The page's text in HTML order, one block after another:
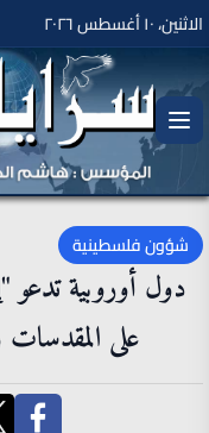
الاثنين، ١٠ أغسطس ٢٠٢٦
شؤون فلسطينية
دول أوروبية تدعو
على المقدسات